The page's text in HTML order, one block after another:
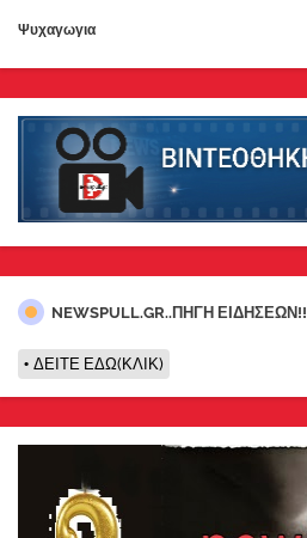
Ψυχαγωγια
NEWSPULL.GR..ΠΗΓΗ ΕΙΔΗΣΕΩΝ!!
ΔΕΙΤΕ ΕΔΩ(ΚΛΙΚ)